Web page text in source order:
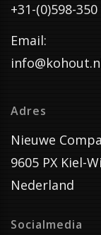
+31-(0)598-350
Email:
Adres
Nieuwe
9605 PX Kiel-
Nederland
Socialmedia